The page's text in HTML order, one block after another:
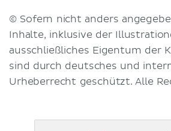
© Sofern nicht anders
Inhalte, inklusive der
ausschließliches Eigentum der
sind durch deutsches und
Urheberrecht geschützt. Alle